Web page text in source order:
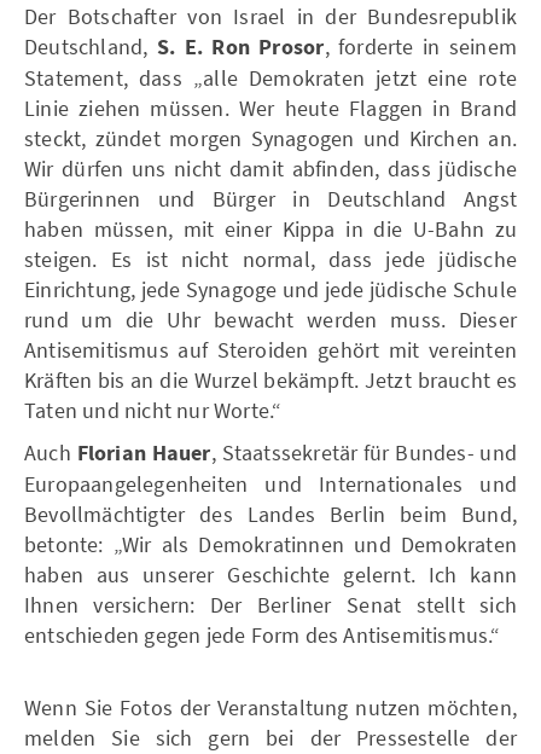
Der Botschafter von Israel in der Bundesrepublik
Deutschland, S. E. Ron Prosor, forderte in seinem
Statement, dass „alle Demokraten jetzt eine rote
Linie ziehen müssen. Wer heute Flaggen in Brand
steckt, zündet morgen Synagogen und Kirchen an.
Wir dürfen uns nicht damit abfinden, dass jüdische
Bürgerinnen und Bürger in Deutschland Angst
haben müssen, mit einer Kippa in die U-Bahn zu
steigen. Es ist nicht normal, dass jede jüdische
Einrichtung, jede Synagoge und jede jüdische Schule
rund um die Uhr bewacht werden muss. Dieser
Antisemitismus auf Steroiden gehört mit vereinten
Kräften bis an die Wurzel bekämpft. Jetzt braucht es
Taten und nicht nur Worte.“
Auch Florian Hauer, Staatssekretär für Bundes- und
Europaangelegenheiten und Internationales und
Bevollmächtigter des Landes Berlin beim Bund,
betonte: „Wir als Demokratinnen und Demokraten
haben aus unserer Geschichte gelernt. Ich kann
Ihnen versichern: Der Berliner Senat stellt sich
entschieden gegen jede Form des Antisemitismus.“
Wenn Sie Fotos der Veranstaltung nutzen möchten,
melden Sie sich gern bei der Pressestelle der